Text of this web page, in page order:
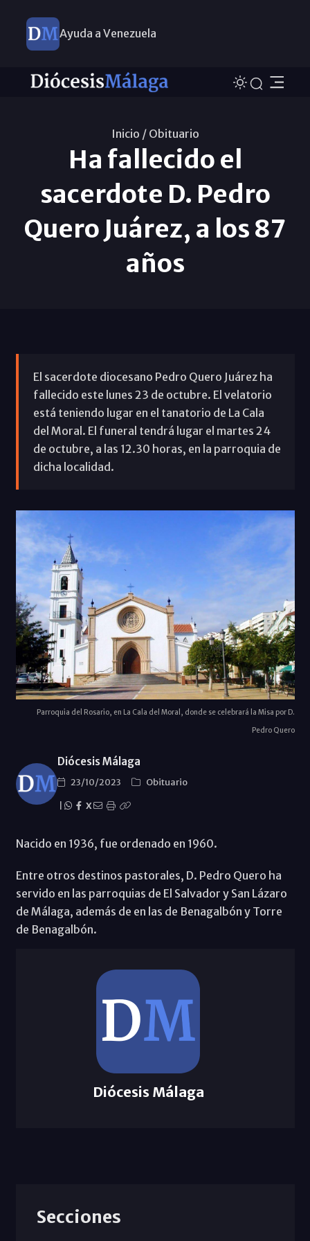
Ayuda a Venezuela
Inicio / Obituario
Ha fallecido el
sacerdote D. Pedro
Quero Juárez, a los 87
años
El sacerdote diocesano Pedro Quero Juárez ha
fallecido este lunes 23 de octubre. El velatorio
está teniendo lugar en el tanatorio de La Cala
del Moral. El funeral tendrá lugar el martes 24
de octubre, a las 12.30 horas, en la parroquia de
dicha localidad.
Parroquia del Rosario, en La Cala del Moral, donde se celebrará la Misa por D.
Pedro Quero
Diócesis Málaga
23/10/2023
Obituario
X
Nacido en 1936, fue ordenado en 1960.
Entre otros destinos pastorales, D. Pedro Quero ha
servido en las parroquias de El Salvador y San Lázaro
de Málaga, además de en las de Benagalbón y Torre
de Benagalbón.
Diócesis Málaga
Secciones